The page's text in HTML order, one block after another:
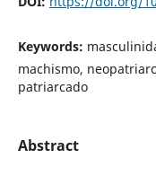
Keywords:
machismo,
patriarcado
Abstract